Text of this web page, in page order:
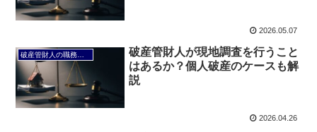
2026.05.07
破産管財人の職務（破産管財業務）
破産管財人が現地調査を行うこと
はあるか？個人破産のケースも解
説
2026.04.26